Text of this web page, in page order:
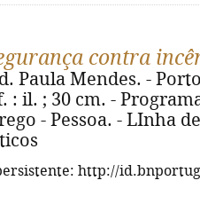
contra
Paula Mendes. -
: il. ; 30 cm. -
- Pessoa. - LInha
http://